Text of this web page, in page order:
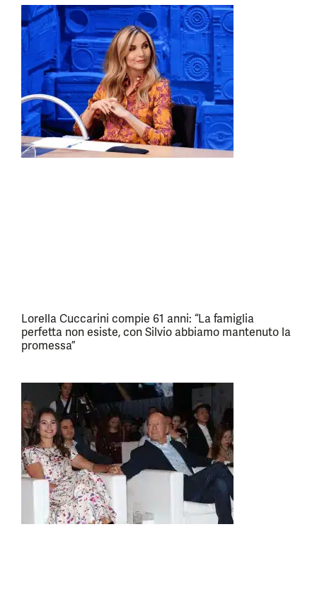
Lorella Cuccarini compie 61 anni: “La famiglia
perfetta non esiste, con Silvio abbiamo mantenuto la
promessa”